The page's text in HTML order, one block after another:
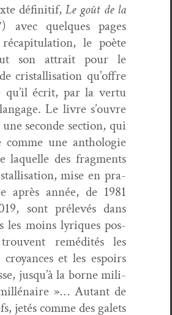
défini­tif,Le goût de la
avec quelques pages
le poète
son attrait pour le
cristalli­sa­tion qu’offre
qu’il écrit, par la ver­tu
Le livre s’ouvre
sec­onde sec­tion, qui
comme une antholo­gie
laque­lle des frag­ments
mise en pra­
après année, de 1981
sont prélevés dans
les moins lyriques pos­
remédités les
et les espoirs
jusqu’à la borne mil­i­
»… Autant de
jetés comme des galets